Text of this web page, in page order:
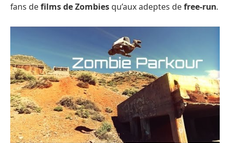
fans defilms de Zombies qu’aux adeptes defree-run.